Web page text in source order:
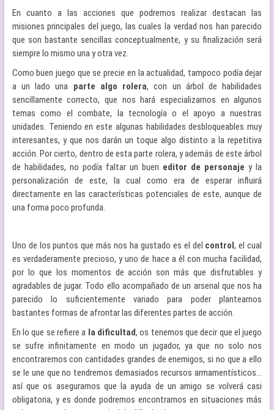
En cuanto a las acciones que podremos realizar destacan las
misiones principales del juego, las cuales la verdad nos han parecido
que son bastante sencillas conceptualmente, y su finalización será
siempre lo mismo una y otra vez.
Como buen juego que se precie en la actualidad, tampoco podía dejar
a un lado una parte algo rolera, con un árbol de habilidades
sencillamente correcto, que nos hará especializarnos en algunos
temas como el combate, la tecnología o el apoyo a nuestras
unidades. Teniendo en este algunas habilidades desbloqueables muy
interesantes, y que nos darán un toque algo distinto a la repetitiva
acción. Por cierto, dentro de esta parte rolera, y además de este árbol
de habilidades, no podía faltar un buen editor de personaje y la
personalización de este, la cual como era de esperar influirá
directamente en las características potenciales de este, aunque de
una forma poco profunda.
Uno de los puntos que más nos ha gustado es el del control, el cual
es verdaderamente precioso, y uno de hace a él con mucha facilidad,
por lo que los momentos de acción son más que disfrutables y
agradables de jugar. Todo ello acompañado de un arsenal que nos ha
parecido lo suficientemente variado para poder plantearnos
bastantes formas de afrontar las diferentes partes de acción.
En lo que se refiere a la dificultad, os tenemos que decir que el juego
se sufre infinitamente en modo un jugador, ya que no solo nos
encontraremos con cantidades grandes de enemigos, si no que a ello
se le une que no tendremos demasiados recursos armamentísticos…
así que os aseguramos que la ayuda de un amigo se volverá casi
obligatoria, y es donde podremos encontrarnos en situaciones más